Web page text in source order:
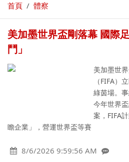
首頁 體察
美加墨世界盃剛落幕 國際
鬥」
美加墨世
（FIFA）
綠茵場。
今年世界
案，FIFA
瞻企業」，營運世界盃等賽
8/6/2026 9:59:56 AM